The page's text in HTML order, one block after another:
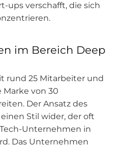
ups verschafft, die sich
im Bereich Deep
rund 25 Mitarbeiter und
Marke von 30
Der Ansatz des
Stil wider, der oft
Unternehmen in
Das Unternehmen